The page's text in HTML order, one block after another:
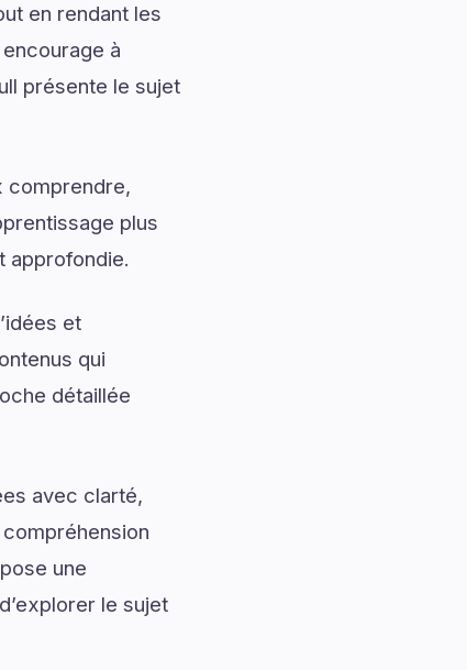
en rendant les
à
présente le sujet
comprendre,
plus
approfondie.
et
qui
détaillée
avec clarté,
une
le sujet